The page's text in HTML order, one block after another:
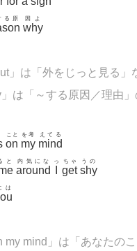
る原
why
因よ
」は「外をじっと見る」
」は「～する原因／理由」
on
こと
my
を考
mind
えてる
と
around
内気にな っ
get
ちゃ
shy
うの
は
my mind」は「あなたの